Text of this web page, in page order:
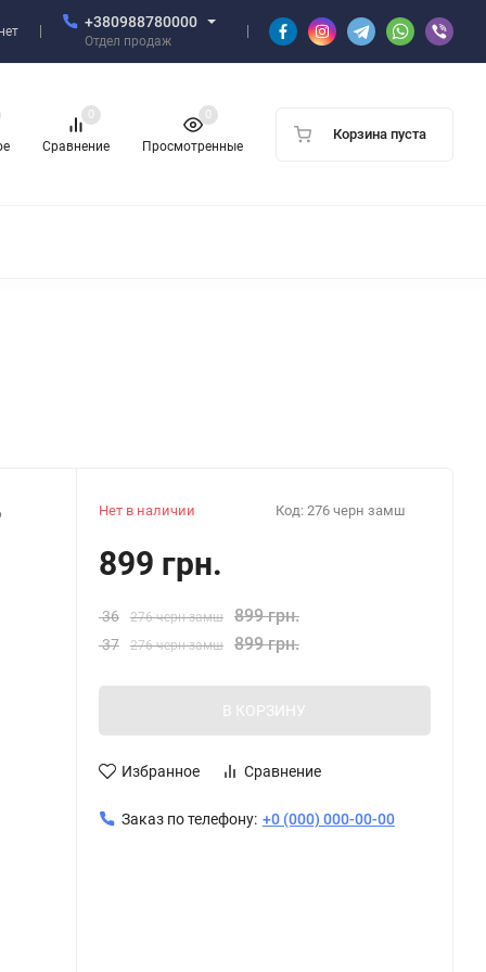
+380988780000
Отдел продаж
Сравнение
0
Просмотренные
0
Корзина пуста
Нет в наличии Код: 276 черн замш
899 грн.
36 276 черн замш 899 грн.
37 276 черн замш 899 грн.
В КОРЗИНУ
Избранное Сравнение
Заказ по телефону: +0 (000) 000-00-00